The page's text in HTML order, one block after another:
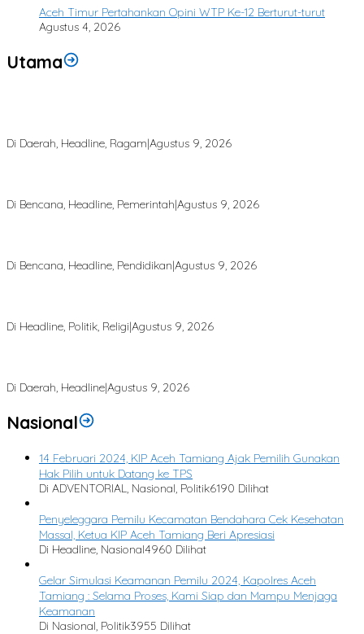
Aceh Timur Pertahankan Opini WTP Ke-12 Berturut-turut
Agustus 4, 2026
Utama
Di Daerah, Headline, Ragam|Agustus 9, 2026
Di Bencana, Headline, Pemerintah|Agustus 9, 2026
Di Bencana, Headline, Pendidikan|Agustus 9, 2026
Di Headline, Politik, Religi|Agustus 9, 2026
Di Daerah, Headline|Agustus 9, 2026
Nasional
14 Februari 2024, KIP Aceh Tamiang Ajak Pemilih Gunakan
Hak Pilih untuk Datang ke TPS
Di ADVENTORIAL, Nasional, Politik6190 Dilihat
Penyeleggara Pemilu Kecamatan Bendahara Cek Kesehatan
Massal, Ketua KIP Aceh Tamiang Beri Apresiasi
Di Headline, Nasional4960 Dilihat
Gelar Simulasi Keamanan Pemilu 2024, Kapolres Aceh
Tamiang : Selama Proses, Kami Siap dan Mampu Menjaga
Keamanan
Di Nasional, Politik3955 Dilihat